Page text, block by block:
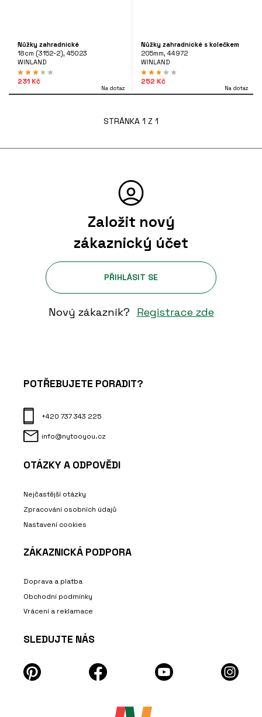
Nůžky zahradnické
18cm (3152-2), 45023
WINLAND
231 Kč
Na dotaz
Nůžky zahradnické s kolečkem
205mm, 44972
WINLAND
252 Kč
Na dotaz
STRÁNKA 1 Z 1
Založit nový
zákaznický účet
PŘIHLÁSIT SE
Nový zákazník? Registrace zde
POTŘEBUJETE PORADIT?
+420 737 343 225
info@nytooyou.cz
OTÁZKY A ODPOVĚDI
Nejčastější otázky
Zpracování osobních údajů
Nastavení cookies
ZÁKAZNICKÁ PODPORA
Doprava a platba
Obchodní podmínky
Vrácení a reklamace
SLEDUJTE NÁS